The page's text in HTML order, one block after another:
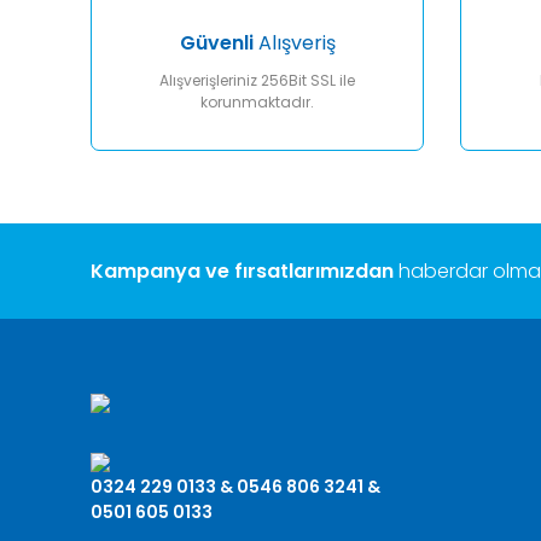
GüvenliAlışveriş
Alışverişleriniz 256Bit SSL ile
korunmaktadır.
Kampanya ve fırsatlarımızdanhaberdar
0324 229 0133 & 0546 806 3241 &
0501 605 0133